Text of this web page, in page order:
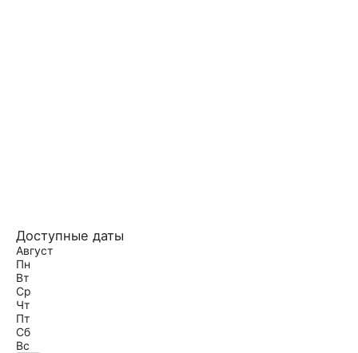
Доступные даты
Август
Пн
Вт
Ср
Чт
Пт
Сб
Вс